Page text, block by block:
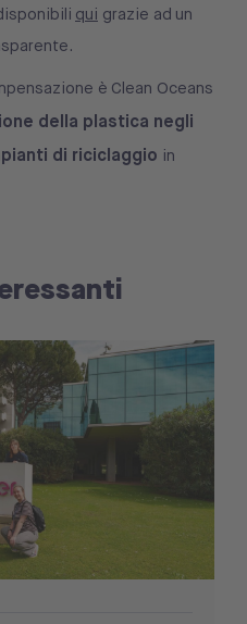
qui grazie ad un
è Clean Oceans
della plastica negli
di riciclaggio in